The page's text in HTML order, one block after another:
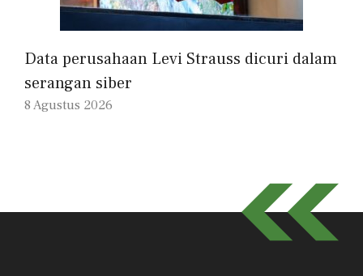
Data perusahaan Levi Strauss dicuri dalam
serangan siber
8 Agustus 2026